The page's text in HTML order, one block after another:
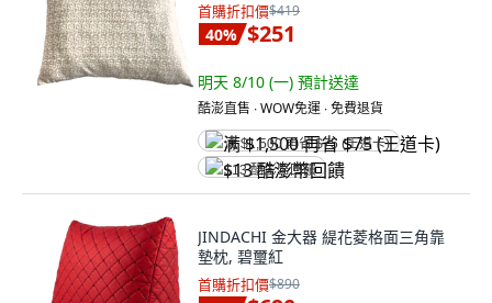
首購折扣價$419
40% $251
明天 8/10 (一) 預計送達
酷澎直售 ∙ WOW免運 ∙ 免費退貨
满 $1,500 再省 $75 (王道卡)
$13 酷澎幣回饋
JINDACHI 金大器 緹花菱格面三角靠
墊枕, 碧璽紅
首購折扣價$890